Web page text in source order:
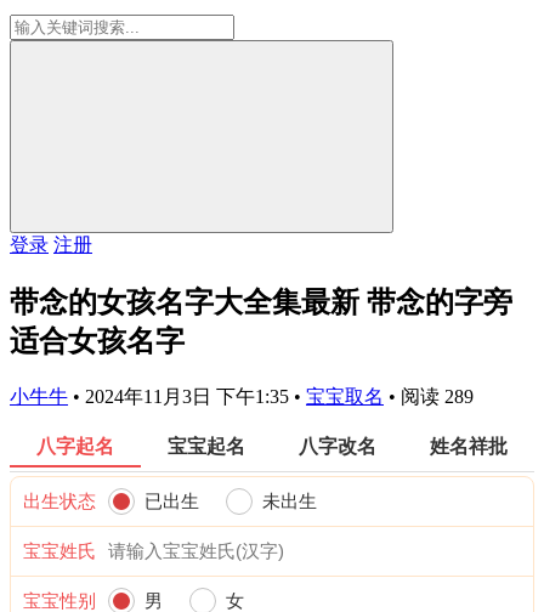
登录 注册
带念的女孩名字大全集最新 带念的字旁
适合女孩名字
小牛牛 • 2024年11月3日 下午1:35 • 宝宝取名 • 阅读 289
八字起名 宝宝起名 八字改名 姓名祥批
出生状态 已出生 未出生
宝宝姓氏
宝宝性别 男 女